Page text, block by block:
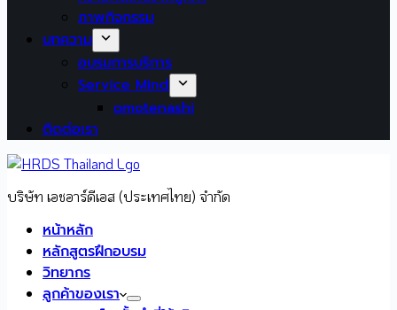
ภาพกิจกรรม
บทความ
อบรมการบริการ
Service Mind
omotenashi
ติดต่อเรา
บริษัท เอชอาร์ดีเอส (ประเทศไทย) จำกัด
หน้าหลัก
หลักสูตรฝึกอบรม
วิทยากร
ลูกค้าของเรา